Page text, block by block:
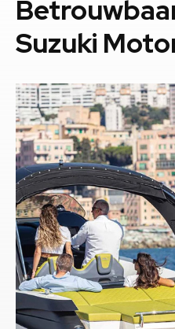
Suzuki